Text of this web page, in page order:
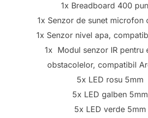
1x Breadboard 400
1x Senzor de sunet microfon
1x Senzor nivel apa,
1x Modul senzor IR pentru
obstacolelor, compatibil
5x LED rosu 5mm
5x LED galben 5mm
5x LED verde 5mm